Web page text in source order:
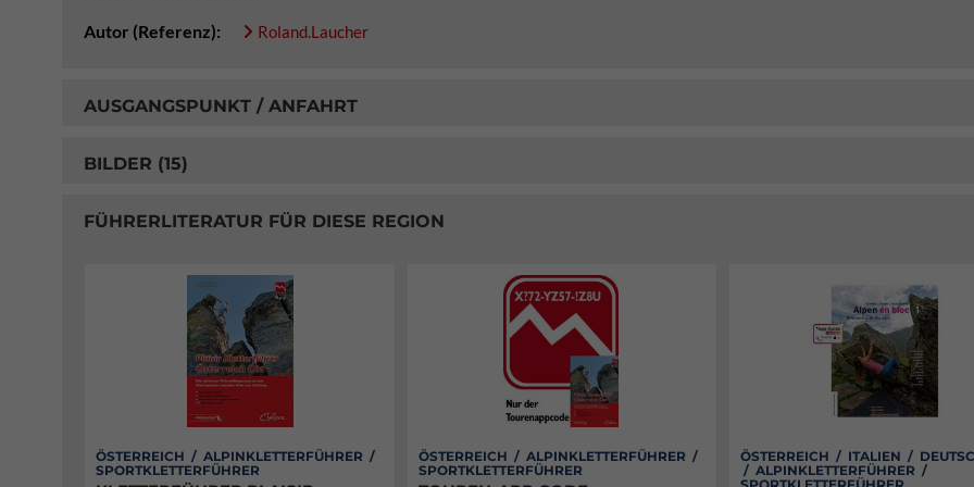
Autor (Referenz): Roland.laucher
AUSGANGSPUNKT / ANFAHRT
BILDER (15)
FÜHRERLITERATUR FÜR DIESE REGION
ÖSTERREICH / ALPINKLETTERFÜHRER /
SPORTKLETTERFÜHRER
ÖSTERREICH / ALPINKLETTERFÜHRER /
SPORTKLETTERFÜHRER
ÖSTERREICH / ITALIEN /
/ ALPINKLETTERFÜHRER /